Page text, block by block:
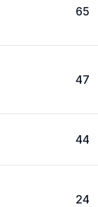
65
47
44
24